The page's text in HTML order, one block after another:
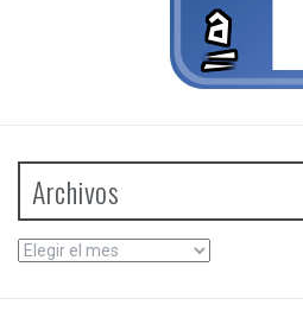
Archivos
Archivos